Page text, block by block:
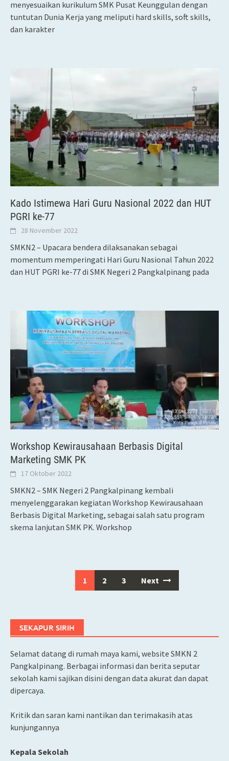
menyesuaikan kurikulum SMK Pusat Keunggulan dengan
tuntutan Dunia Kerja yang meliputi hard skills, soft skills,
dan karakter
Kado Istimewa Hari Guru Nasional 2022 dan HUT
PGRI ke-77
28 November 2022
SMKN2 – Upacara bendera dilaksanakan sebagai
momentum memperingati Hari Guru Nasional Tahun 2022
dan HUT PGRI ke-77 di SMK Negeri 2 Pangkalpinang pada
Workshop Kewirausahaan Berbasis Digital
Marketing SMK PK
17 Oktober 2022
SMKN2 – SMK Negeri 2 Pangkalpinang kembali
menyelenggarakan kegiatan Workshop Kewirausahaan
Berbasis Digital Marketing, sebagai salah satu program
skema lanjutan SMK PK. Workshop
1 2 3 Next
SEKAPUR SIRIH
Selamat datang di rumah maya kami, website SMKN 2
Pangkalpinang. Berbagai informasi dan berita seputar
sekolah kami sajikan disini dengan data akurat dan dapat
dipercaya.
Kritik dan saran kami nantikan dan terimakasih atas
kunjungannya
Kepala Sekolah